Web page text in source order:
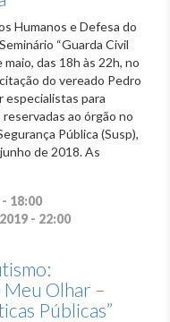
Humanos e Defesa do
“Guarda Civil
maio, das 18h às 22h, no
do vereado Pedro
especialistas para
ao órgão no
Pública (Susp),
de 2018. As
18:00
- 22:00
Olhar –
Públicas”